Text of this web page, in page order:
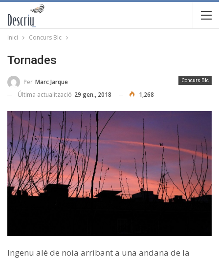
Inici Concurs Blc
Tornades
Concurs Blc
Per Marc Jarque
Última actualització 29 gen., 2018 1,268
Ingenu alé de noia arribant a una andana de la